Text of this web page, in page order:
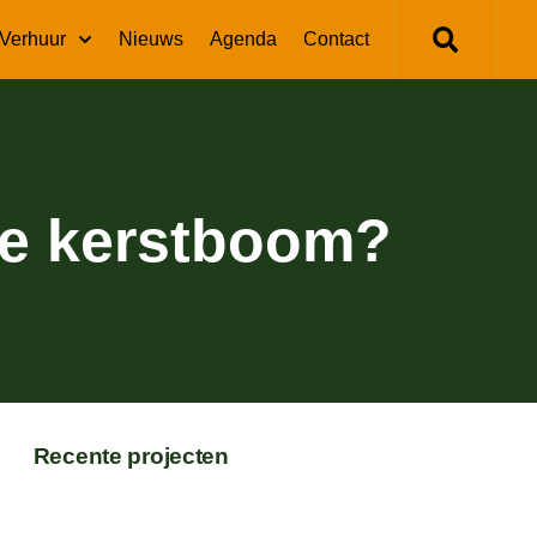
Verhuur Nieuws Agenda Contact
kerstboom?
Recente projecten